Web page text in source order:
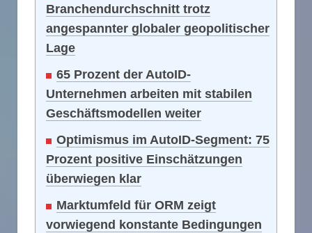
Branchendurchschnitt trotz
angespannter globaler geopolitischer
Lage
65 Prozent der AutoID-
Unternehmen arbeiten mit stabilen
Geschäftsmodellen weiter
Optimismus im AutoID-Segment: 75
Prozent positive Einschätzungen
überwiegen klar
Marktumfeld für ORM zeigt
vorwiegend konstante Bedingungen